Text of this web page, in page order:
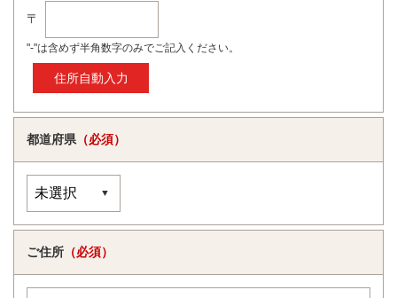
〒
"-"は含めず半角数字のみでご記入ください。
都道府県 （必須）
ご住所 （必須）